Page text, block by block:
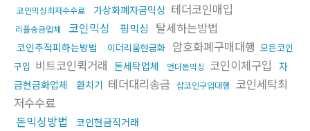
코인믹싱최저수수료 가상화폐자금믹싱 테더코인매입
리플송금업체 코인믹싱 핑믹싱 탈세하는방법
코인추적피하는방법 이더리움현금화 암호화폐구매대행 모든코인
구입 비트코인퀵거래 돈세탁업체 언더돈믹싱 코인이체구입 자
금현금화업체
환치기 테더대리송금 잡코인구입대행 코인세탁최
저수수료
돈믹싱방법
코인현금직거래